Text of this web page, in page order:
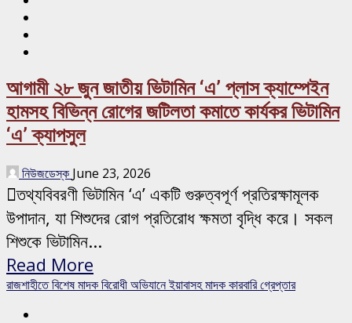
আগামী ২৮ জুন জাতীয় ভিটামিন ‘এ’ প্লাস ক্যাম্পেইন
হামসহ বিভিন্ন রোগের জটিলতা কমাতে কার্যকর ভিটামিন
‘এ’ ক্যাপসুল
নিউজডেস্ক June 23, 2026
তথ্যবিবরণী ভিটামিন ‘এ’ একটি গুরুত্বপূর্ণ প্রতিরক্ষামূলক
উপাদান, যা শিশুদের রোগ প্রতিরোধ ক্ষমতা বৃদ্ধি করে। সকল
শিশুকে ভিটামিন...
Read More
রাজশাহীতে বিশেষ মাদক বিরোধী অভিযানে ইয়াবাসহ মাদক কারবারি গ্রেপ্তার